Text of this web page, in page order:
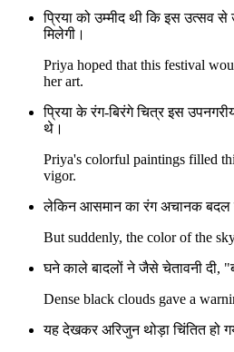
प्रिया को उम्मीद थी कि इस उत्सव
मिलेगी।
Priya hoped that this festival
her art.
प्रिया के रंग-बिरंगे चित्र इस
थे।
Priya's colorful paintings filled
vigor.
लेकिन आसमान का रंग अचानक बदल
But suddenly, the color of the
घने काले बादलों ने जैसे चेतावनी दी,
Dense black clouds gave a
यह देखकर अरिजुन थोड़ा चिंतित हो